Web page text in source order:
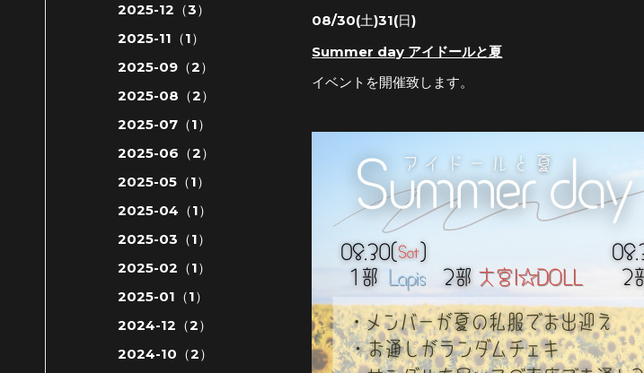
08/30(土)31(日)
Summer day アイドールと夏
イベントを開催致します。
2025-12（3）
2025-11（1）
2025-09（2）
2025-08（2）
2025-07（1）
2025-06（2）
2025-05（1）
2025-04（1）
2025-03（1）
2025-02（1）
2025-01（1）
2024-12（2）
2024-10（2）